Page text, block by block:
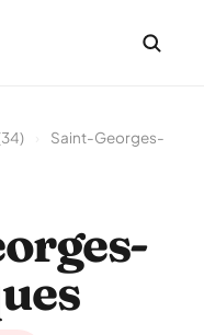
Saint-Georges-